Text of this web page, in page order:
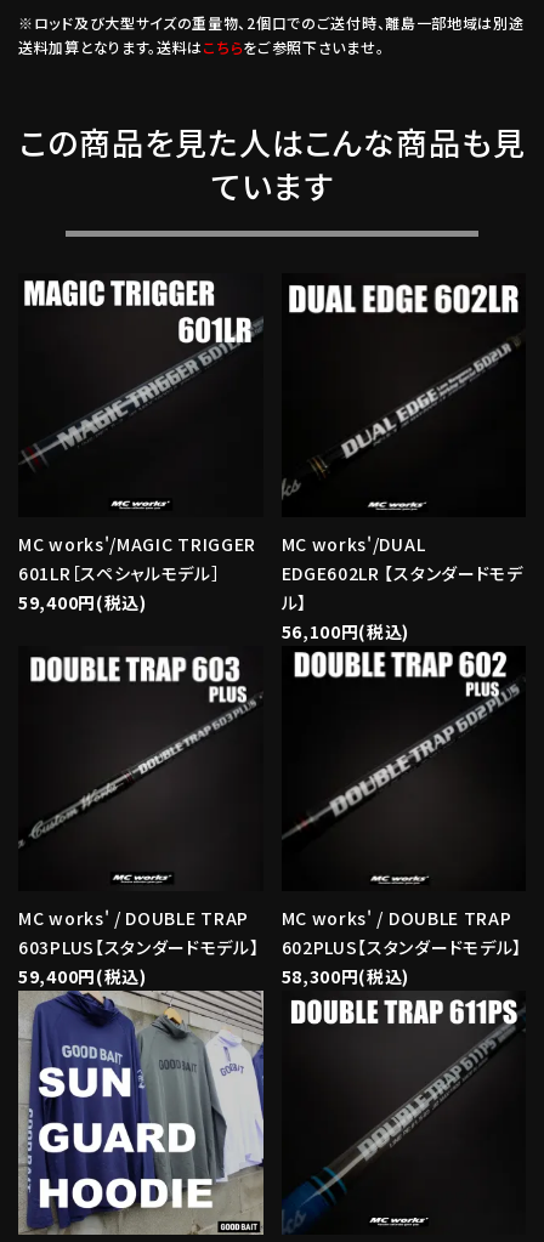
※ロッド及び大型サイズの重量物、2個口でのご送付時、離島一部地域は別途
送料加算となります。送料はこちらをご参照下さいませ。
この商品を見た人はこんな商品も見
ています
MC works'/MAGIC TRIGGER
601LR［スペシャルモデル］
59,400円(税込)
MC works'/DUAL
EDGE602LR 【スタンダードモデ
ル】
56,100円(税込)
MC works' / DOUBLE TRAP
603PLUS【スタンダードモデル】
59,400円(税込)
MC works' / DOUBLE TRAP
602PLUS【スタンダードモデル】
58,300円(税込)